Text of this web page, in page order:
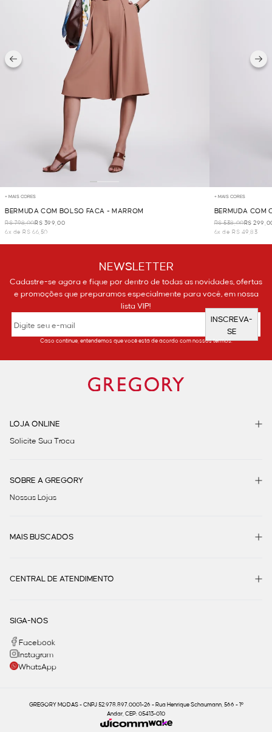
+ MAIS CORES
BERMUDA COM BOLSO FACA - MARROM
R$ 798,00R$ 399,00
6x de R$ 66,50
+ MAIS CORES
BERMUDA COM
R$ 538,00R$
6x de R$ 49,83
NEWSLETTER
Cadastre-se agora e fique por dentro de todas as novidades, ofertas
e promoções que preparamos especialmente para você, em nossa
lista VIP!
INSCREVA-
SE
Caso continue, entendemos que você está de acordo com nossos termos.
LOJA ONLINE
Solicite Sua Troca
SOBRE A GREGORY
Nossas Lojas
MAIS BUSCADOS
CENTRAL DE ATENDIMENTO
SIGA-NOS
Facebook
Instagram
WhatsApp
GREGORY MODAS - CNPJ 52.978.897.0001-26 - Rua Henrique Schaumann, 566 - 1º
Andar, CEP: 05413-010